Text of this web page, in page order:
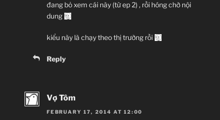
đang bỏ xem cái này (từ ep 2) , rồi hóng chờ nội
dung
kiểu này là chạy theo thị trường rồi
Reply
Vợ Tôm
FEBRUARY 17, 2014 AT 12:00